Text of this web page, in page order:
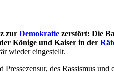
zur Demokratie zerstört: Die
Könige und Kaiser in der
wieder eingestellt.
des Rassismus